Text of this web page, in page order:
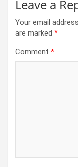
Leave a
Your email
are marked *
Comment *